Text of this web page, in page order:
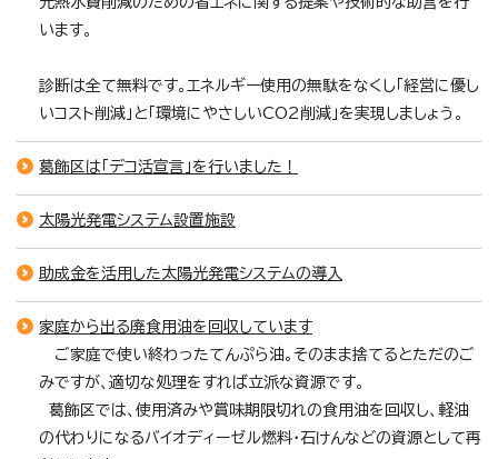
います。
診断は全て無料です。エネルギー使用の無駄をなくし「経営に優し
いコスト削減」と「環境にやさしいCO2削減」を実現しましょう。
葛飾区は「デコ活宣言」を行いました！
太陽光発電システム設置施設
助成金を活用した太陽光発電システムの導入
家庭から出る廃食用油を回収しています
ご家庭で使い終わったてんぷら油。そのまま捨てるとただのご
みですが、適切な処理をすれば立派な資源です。
葛飾区では、使用済みや賞味期限切れの食用油を回収し、軽油
の代わりになるバイオディーゼル燃料・石けんなどの資源として再